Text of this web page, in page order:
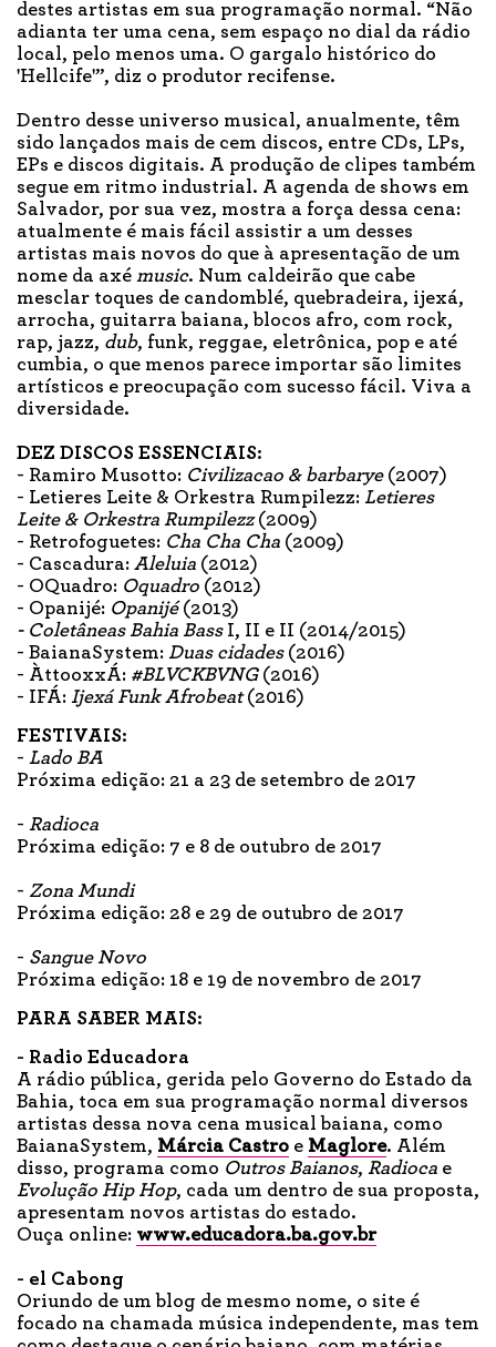
destes artistas em sua programação normal. “Não
adianta ter uma cena, sem espaço no dial da rádio
local, pelo menos uma. O gargalo histórico do
'Hellcife'”, diz o produtor recifense.
Dentro desse universo musical, anualmente, têm
sido lançados mais de cem discos, entre CDs, LPs,
EPs e discos digitais. A produção de clipes também
segue em ritmo industrial. A agenda de shows em
Salvador, por sua vez, mostra a força dessa cena:
atualmente é mais fácil assistir a um desses
artistas mais novos do que à apresentação de um
nome da axé music. Num caldeirão que cabe
mesclar toques de candomblé, quebradeira, ijexá,
arrocha, guitarra baiana, blocos afro, com rock,
rap, jazz, dub, funk, reggae, eletrônica, pop e até
cumbia, o que menos parece importar são limites
artísticos e preocupação com sucesso fácil. Viva a
diversidade.
DEZ DISCOS ESSENCIAIS:
- Ramiro Musotto: Civilizacao & barbarye(2007)
- Letieres Leite & Orkestra Rumpilezz: Letieres
Leite & Orkestra Rumpilezz(2009)
- Retrofoguetes: Cha Cha Cha (2009)
- Cascadura: Aleluia (2012)
- OQuadro: Oquadro (2012)
- Opanijé: Opanijé(2013)
- Coletâneas Bahia BassI, II e II (2014/2015)
- BaianaSystem: Duas cidades(2016)
- ÀttooxxÁ: #BLVCKBVNG(2016)
- IFÁ: Ijexá Funk Afrobeat(2016)
FESTIVAIS:
- Lado BA
Próxima edição: 21 a 23 de setembro de 2017
- Radioca
Próxima edição: 7 e 8 de outubro de 2017
- Zona Mundi
Próxima edição: 28 e 29 de outubro de 2017
- Sangue Novo
Próxima edição: 18 e 19 de novembro de 2017
PARA SABER MAIS:
- Radio Educadora
A rádio pública, gerida pelo Governo do Estado da
Bahia, toca em sua programação normal diversos
artistas dessa nova cena musical baiana, como
BaianaSystem, Márcia Castro e Maglore. Além
disso, programa como Outros Baianos, Radioca e
Evolução Hip Hop, cada um dentro de sua proposta,
apresentam novos artistas do estado.
Ouça online: www.educadora.ba.gov.br
- el Cabong
Oriundo de um blog de mesmo nome, o site é
focado na chamada música independente, mas tem